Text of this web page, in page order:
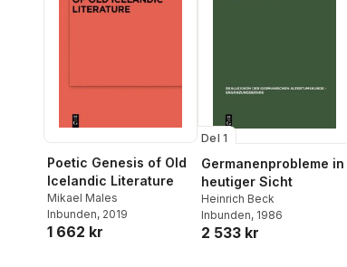
Poetic Genesis of Old
Icelandic Literature
Mikael Males
Inbunden, 2019
1 662 kr
Del 1
Germanenprobleme in
heutiger Sicht
Heinrich Beck
Inbunden, 1986
2 533 kr